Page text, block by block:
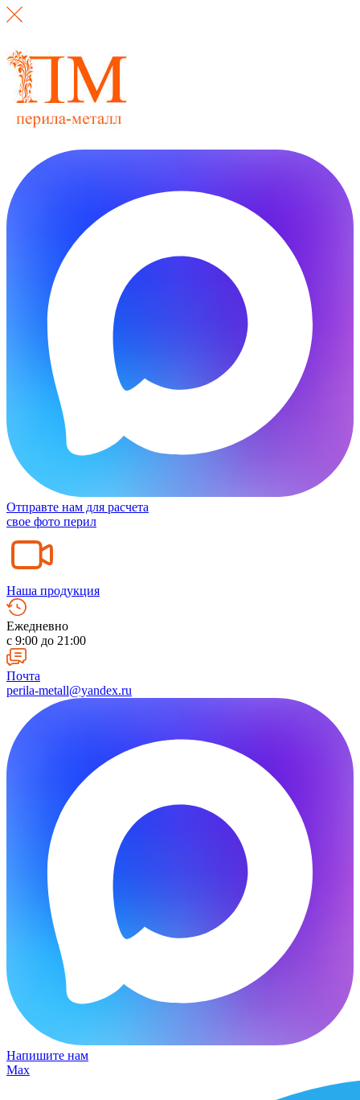
Отправте нам для расчета
свое фото перил
Наша продукция
Ежедневно
c 9:00 до 21:00
Почта
perila-metall@yandex.ru
Напишите нам
Max